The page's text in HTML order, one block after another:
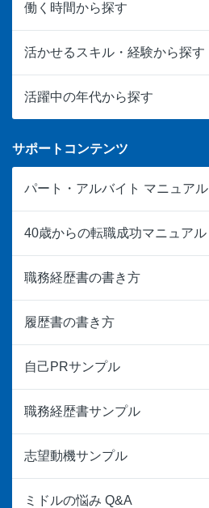
働く時間から探す
活かせるスキル・経験から探す
活躍中の年代から探す
サポートコンテンツ
パート・アルバイト マニュアル
40歳からの転職成功マニュアル
職務経歴書の書き方
履歴書の書き方
自己PRサンプル
職務経歴書サンプル
志望動機サンプル
ミドルの悩み Q&A